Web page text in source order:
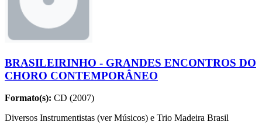
BRASILEIRINHO - GRANDES ENCONTROS DO
CHORO CONTEMPORÂNEO
Formato(s): CD (2007)
Diversos Instrumentistas (ver Músicos) e Trio Madeira Brasil